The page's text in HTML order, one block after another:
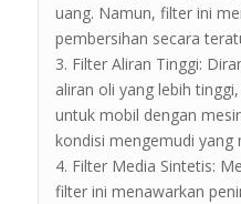
uang. Namun, filter ini
pembersihan secara
3. Filter Aliran Tinggi:
aliran oli yang lebih
untuk mobil dengan
kondisi mengemudi yang
4. Filter Media Sintetis:
filter ini menawarkan